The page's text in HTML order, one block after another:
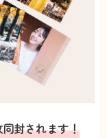
封されます！